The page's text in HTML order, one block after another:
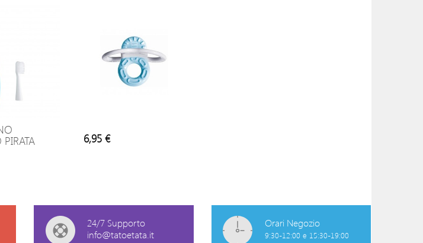
PIRATA 6,95 €
24/7 Supporto
info@tatoetata.it
Orari Negozio
9:30-12:00 e 15:30-19:00